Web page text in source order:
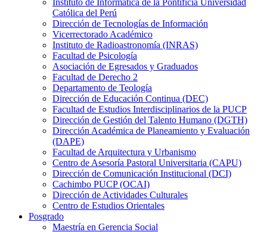
Instituto de Informática de la Pontificia Universidad
Católica del Perú
Dirección de Tecnologías de Información
Vicerrectorado Académico
Instituto de Radioastronomía (INRAS)
Facultad de Psicología
Asociación de Egresados y Graduados
Facultad de Derecho 2
Departamento de Teología
Dirección de Educación Continua (DEC)
Facultad de Estudios Interdisciplinarios de la PUCP
Dirección de Gestión del Talento Humano (DGTH)
Dirección Académica de Planeamiento y Evaluación
(DAPE)
Facultad de Arquitectura y Urbanismo
Centro de Asesoría Pastoral Universitaria (CAPU)
Dirección de Comunicación Institucional (DCI)
Cachimbo PUCP (OCAI)
Dirección de Actividades Culturales
Centro de Estudios Orientales
Posgrado
Maestría en Gerencia Social